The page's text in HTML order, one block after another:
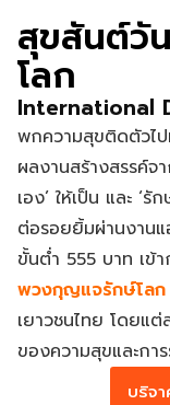
สุขสันต์วั
โลก
International
พกความสุขติดตัวไ
ผลงานสร้างสรรค์จ
เอง’ ให้เป็น และ
ต่อรอยยิ้มผ่านงาน
ขั้นตํ่า 555 บาท เข้
พวงกุญแจรักษ์โลก
เยาวชนไทย โดยแ
ของความสุขและกา
บริจ